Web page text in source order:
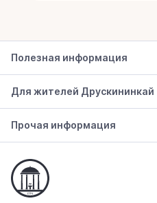
Полезная информация
Для жителей Друскининкай
Прочая информация